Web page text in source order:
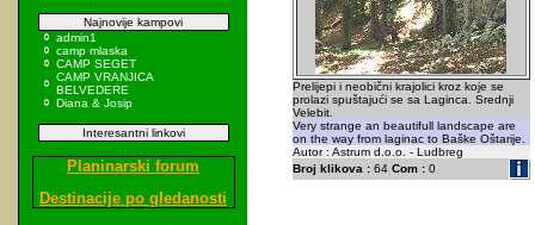
Najnovije kampovi
admin1
camp mlaska
CAMP SEGET
CAMP VRANJICA
BELVEDERE
Diana & Josip
Interesantni linkovi
Planinarski forum
Destinacije po gledanosti
Prelijepi i neobični krajolici kroz koje se
prolazi spuštajući se sa Laginca. Srednji
Velebit.
Very strange an beautifull landscape are
on the way from laginac to Baške Oštarije.
Autor : Astrum d.o.o. - Ludbreg
Broj klikova :64 Com :0